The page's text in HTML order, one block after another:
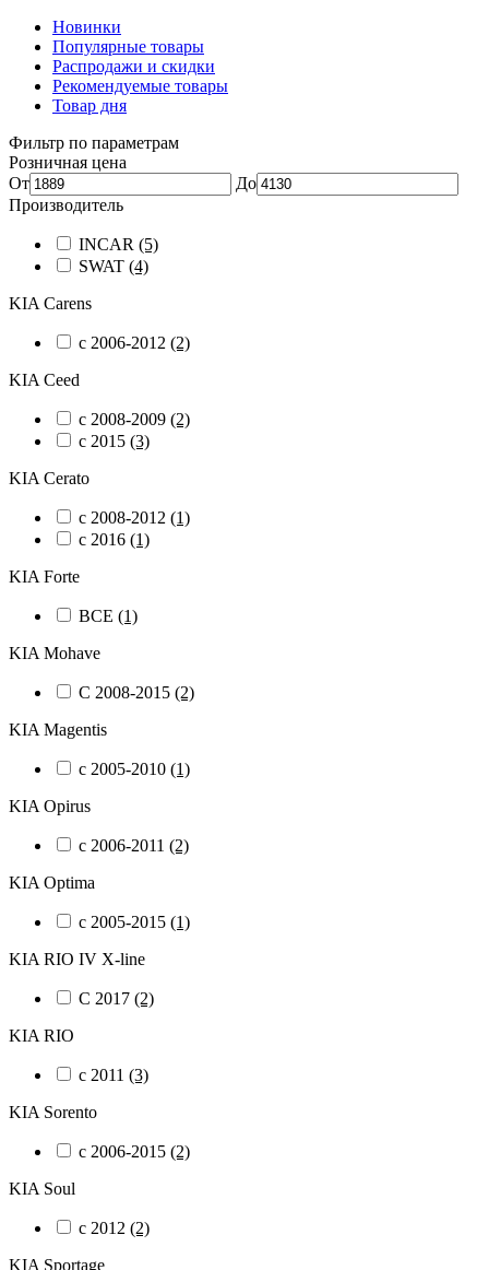
Новинки
Популярные товары
Распродажи и скидки
Рекомендуемые товары
Товар дня
Фильтр по параметрам
Розничная цена
От
До
Производитель
INCAR (5)
SWAT (4)
KIA Carens
с 2006-2012 (2)
KIA Ceed
с 2008-2009 (2)
с 2015 (3)
KIA Cerato
с 2008-2012 (1)
с 2016 (1)
KIA Forte
ВСЕ (1)
KIA Mohave
С 2008-2015 (2)
KIA Magentis
с 2005-2010 (1)
KIA Opirus
с 2006-2011 (2)
KIA Optima
с 2005-2015 (1)
KIA RIO IV X-line
С 2017 (2)
KIA RIO
с 2011 (3)
KIA Sorento
с 2006-2015 (2)
KIA Soul
с 2012 (2)
KIA Sportage